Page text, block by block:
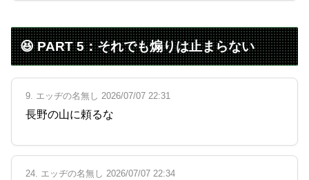
😆 PART 5：それでも煽りは止まらない
9. エッヂの名無し 2026/07/07 22:31
長野の山に頼るな
24. エッヂの名無し 2026/07/07 22:34